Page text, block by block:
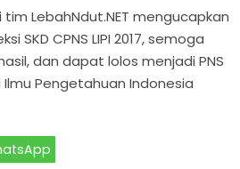
LebahNdut.NET mengucapkan
SKD CPNS LIPI 2017, semoga
dan dapat lolos menjadi PNS
Pengetahuan Indonesia